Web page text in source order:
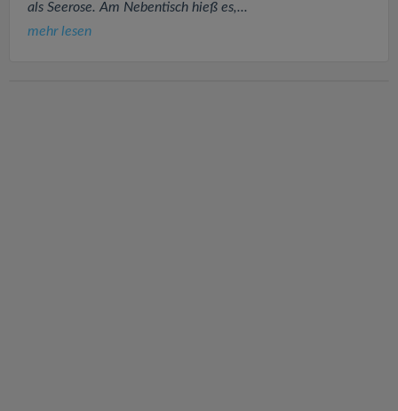
als Seerose. Am Nebentisch hieß es,...
mehr lesen